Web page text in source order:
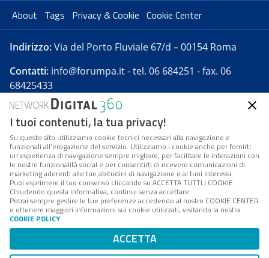
About Tags Privacy & Cookie Cookie Center
Indirizzo:Via del Porto Fluviale 67/d – 00154 Roma
Contatti: info@forumpa.it- tel. 06 684251 - fax. 06
68425433
Forumpa.itè una pubblicazione telematica iscritta
presso Registro della stampa del Tribunale di Roma -
Reg. n. 182 del 2 maggio 2008 - Direttore resp. Michela
Stentella
FPA s.r.l. è società soggetta a Direzione e
Coordinamento da parte di Digital360 S.p.A. - FPA s.r.l.
è un'azienda certificata per il sistema di management
Codice Fiscale/Partita IVA n. 10693191008 - R.E.A. Roma
n. 1249791. ISP AWS
I tuoi contenuti, la tua privacy!
Su questo sito utilizziamo cookie tecnici necessari alla navigazione e
funzionali all’erogazione del servizio. Utilizziamo i cookie anche per fornirti
un’esperienza di navigazione sempre migliore, per facilitare le interazioni con
le nostre funzionalità social e per consentirti di ricevere comunicazioni di
marketing aderenti alle tue abitudini di navigazione e ai tuoi interessi.
Puoi esprimere il tuo consenso cliccando su ACCETTA TUTTI I COOKIE.
Chiudendo questa informativa, continui senza accettare.
Potrai sempre gestire le tue preferenze accedendo al nostro COOKIE CENTER
e ottenere maggiori informazioni sui cookie utilizzati, visitando la nostra
COOKIE POLICY.
ACCETTA